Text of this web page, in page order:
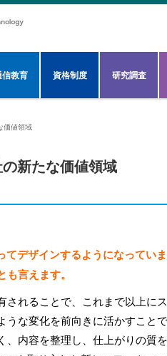
教育 資格制度 研究調査
価値領域
新たな価値領域
デザインするようになってい
言えます。
れることで、これまで以上に
な変化を前向きに活かすこと
、内容を整理し、仕上がりの質